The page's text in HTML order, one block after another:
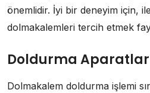
önemlidir. İyi bir deneyim için,
dolmakalemleri tercih etmek
Doldurma
Dolmakalem doldurma işlemi